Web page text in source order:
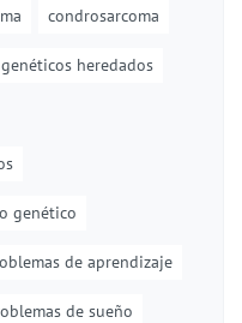
condrosarcoma
heredados
genético
de aprendizaje
de sueño